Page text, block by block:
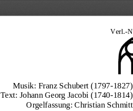
Musik: Franz Schubert (1797-1827)
Text: Johann Georg Jacobi (1740-1814)
Orgelfassung: Christian Schmitt